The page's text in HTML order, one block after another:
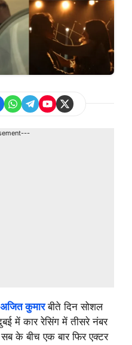
अजित कुमारबीते दिन सोशल
में कार रेसिंग में तीसरे नंबर
के बीच एक बार फिर एक्टर